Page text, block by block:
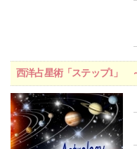
西洋占星術「ステップ1」